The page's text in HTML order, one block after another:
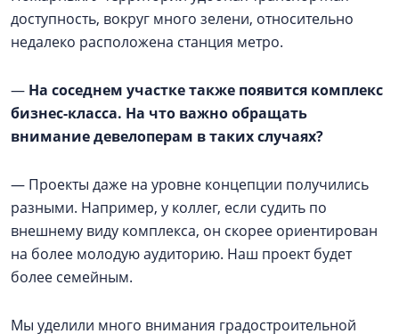
доступность, вокруг много зелени, относительно
недалеко расположена станция метро.
— На соседнем участке также появится комплекс
бизнес-класса. На что важно обращать
внимание девелоперам в таких случаях?
— Проекты даже на уровне концепции получились
разными. Например, у коллег, если судить по
внешнему виду комплекса, он скорее ориентирован
на более молодую аудиторию. Наш проект будет
более семейным.
Мы уделили много внимания градостроительной